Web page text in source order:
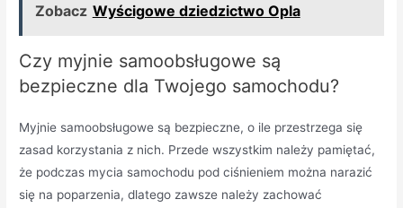
Zobacz Wyścigowe dziedzictwo Opla
Czy myjnie samoobsługowe są
bezpieczne dla Twojego samochodu?
Myjnie samoobsługowe są bezpieczne, o ile przestrzega się
zasad korzystania z nich. Przede wszystkim należy pamiętać,
że podczas mycia samochodu pod ciśnieniem można narazić
się na poparzenia, dlatego zawsze należy zachować